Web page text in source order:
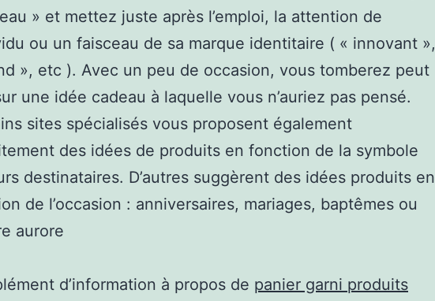
» et mettez juste après l’emploi, la attention de
ou un faisceau de sa marque identitaire ( « innovant »,
», etc ). Avec un peu de occasion, vous tomberez peut
une idée cadeau à laquelle vous n’auriez pas pensé.
sites spécialisés vous proposent également
des idées de produits en fonction de la symbole
destinataires. D’autres suggèrent des idées produits en
de l’occasion : anniversaires, mariages, baptêmes ou
aurore
d’information à propos de panier garni produits